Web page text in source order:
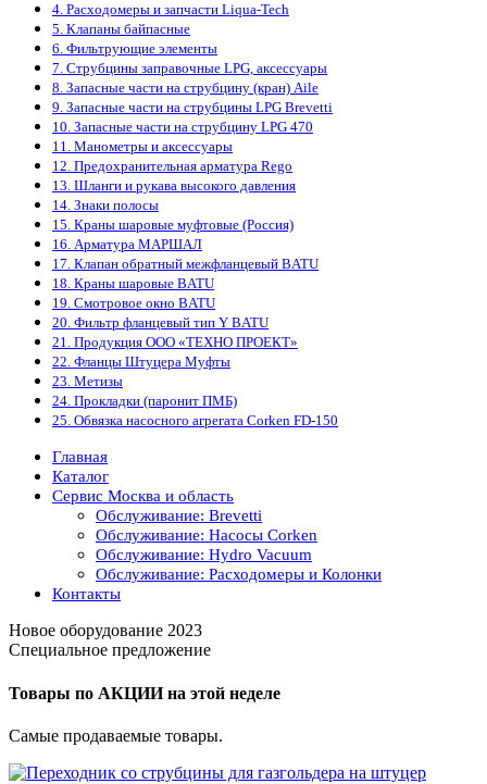
4. Расходомеры и запчасти Liqua-Tech
5. Клапаны байпасные
6. Фильтрующие элементы
7. Струбцины заправочные LPG, аксессуары
8. Запасные части на струбцину (кран) Aile
9. Запасные части на струбцины LPG Brevetti
10. Запасные части на струбцину LPG 470
11. Манометры и аксессуары
12. Предохранительная арматура Rego
13. Шланги и рукава высокого давления
14. Знаки полосы
15. Краны шаровые муфтовые (Россия)
16. Арматура МАРШАЛ
17. Клапан обратный межфланцевый BATU
18. Краны шаровые BATU
19. Смотровое окно BATU
20. Фильтр фланцевый тип Y BATU
21. Продукция ООО «ТЕХНО ПРОЕКТ»
22. Фланцы Штуцера Муфты
23. Метизы
24. Прокладки (паронит ПМБ)
25. Обвязка насосного агрегата Corken FD-150
Главная
Каталог
Сервис Москва и область
Обслуживание: Brevetti
Обслуживание: Насосы Corken
Обслуживание: Hydro Vacuum
Обслуживание: Расходомеры и Колонки
Контакты
Новое оборудование 2023
Специальное предложение
Товары по АКЦИИ на этой неделе
Самые продаваемые товары.